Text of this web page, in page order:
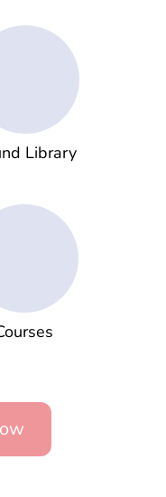
Library